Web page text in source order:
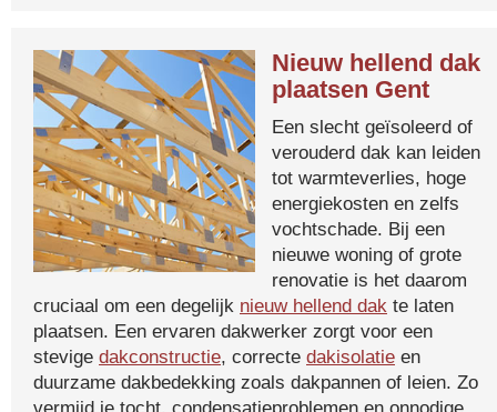
Nieuw hellend dak
plaatsen Gent
Een slecht geïsoleerd of
verouderd dak kan leiden
tot warmteverlies, hoge
energiekosten en zelfs
vochtschade. Bij een
nieuwe woning of grote
renovatie is het daarom
cruciaal om een degelijk nieuw hellend dak te laten
plaatsen. Een ervaren dakwerker zorgt voor een
stevige dakconstructie, correcte dakisolatie en
duurzame dakbedekking zoals dakpannen of leien. Zo
vermijd je tocht, condensatieproblemen en onnodige